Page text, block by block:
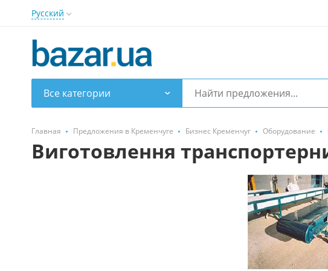
Русский
Все категории
Главная Предложения в Кременчуге Бизнес Кременчуг Оборудование
Виготовлення